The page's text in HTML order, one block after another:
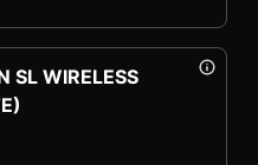
SL WIRELESS